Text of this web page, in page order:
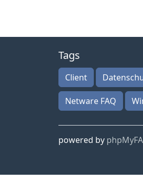
Tags
Client
Netware FAQ
powered by